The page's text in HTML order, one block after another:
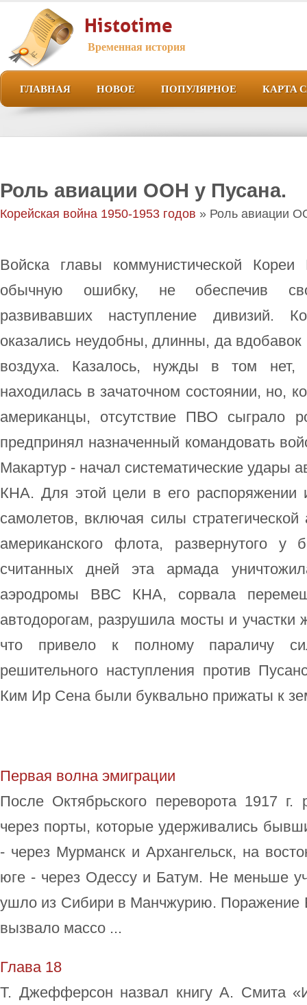
Histotime
Временная история
ГЛАВНАЯ НОВОЕ ПОПУЛЯРНОЕ КАРТА
Роль авиации ООН у Пусана.
Корейская война 1950-1953 годов » Роль авиации
Войска главы коммунистической
обычную ошибку, не обеспечив
развивавших наступление дивизий.
оказались неудобны, длинны, да
воздуха. Казалось, нужды в том нет,
находилась в зачаточном состоянии, но,
американцы, отсутствие ПВО сыграло
предпринял назначенный командовать
Макартур - начал систематические удары
КНА. Для этой цели в его распоряжении
самолетов, включая силы
американского флота, развернутого у
считанных дней эта армада
аэродромы ВВС КНА, сорвала
автодорогам, разрушила мосты и участки
что привело к полному параличу
решительного наступления против
Ким Ир Сена были буквально прижаты к
Первая волна эмиграции
После Октябрьского переворота 1917
через порты, которые удерживались
- через Мурманск и Архангельск, на
юге - через Одессу и Батум. Не меньше
ушло из Сибири в Манчжурию. Поражение
вызвало массо ...
Глава 18
Т. Джефферсон назвал книгу А. Смита